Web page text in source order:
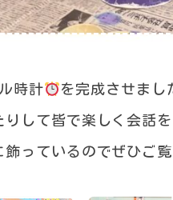
時計 を完成させまし
りして皆で楽しく会話
飾っているのでぜひご